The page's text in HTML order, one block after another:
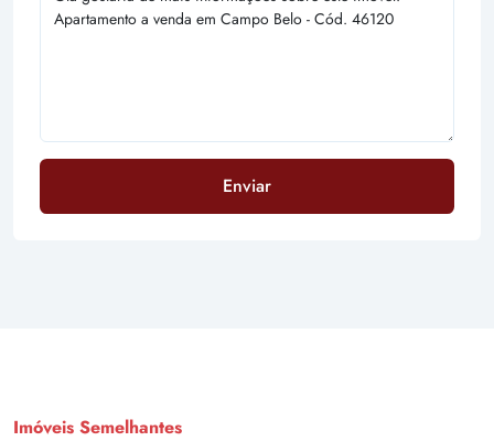
Enviar
Imóveis Semelhantes